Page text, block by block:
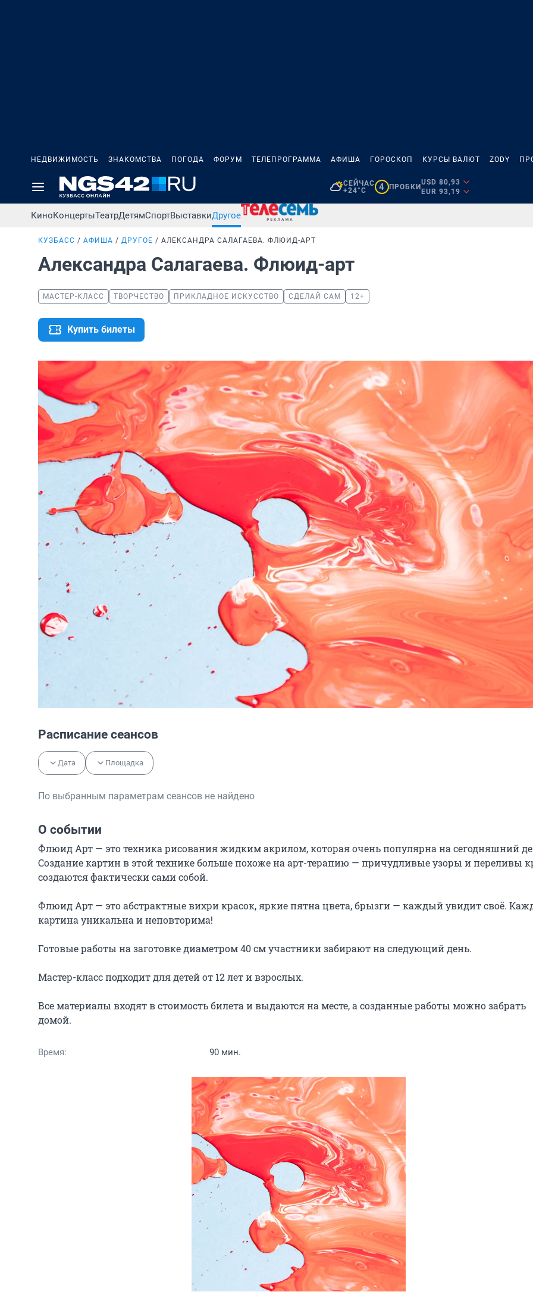
НЕДВИЖИМОСТЬ ЗНАКОМСТВА ПОГОДА ФОРУМ ТЕЛЕПРОГРАММА АФИША ГОРОСКОП КУРСЫ ВАЛЮТ ZODY
СЕЙЧАС
+24°C
4 ПРОБКИ
USD 80,93
EUR 93,19
КиноКонцертыТеатрДетямСпортВыставкиДругое
КУЗБАСС АФИША ДРУГОЕ АЛЕКСАНДРА САЛАГАЕВА. ФЛЮИД-АРТ
Александра Салагаева. Флюид-арт
МАСТЕР-КЛАСС ТВОРЧЕСТВО ПРИКЛАДНОЕ ИСКУССТВО СДЕЛАЙ САМ 12+
Купить билеты
Расписание сеансов
Дата Площадка
По выбранным параметрам сеансов не найдено
О событии
Флюид Арт — это техника рисования жидким акрилом, которая очень популярна на сегодняшний
Создание картин в этой технике больше похоже на арт-терапию — причудливые узоры и переливы
создаются фактически сами собой.
Флюид Арт — это абстрактные вихри красок, яркие пятна цвета, брызги — каждый увидит своё.
картина уникальна и неповторима!
Готовые работы на заготовке диаметром 40 см участники забирают на следующий день.
Мастер-класс подходит для детей от 12 лет и взрослых.
Все материалы входят в стоимость билета и выдаются на месте, а созданные работы можно забрать
домой.
Время: 90 мин.